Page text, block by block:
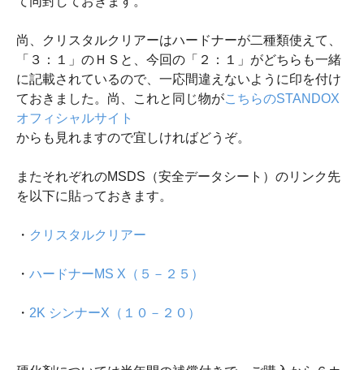
尚、クリスタルクリアーはハードナーが二種類使えて、
「３：１」のＨＳと、今回の「２：１」がどちらも一緒
に記載されているので、一応間違えないように印を付け
ておきました。尚、これと同じ物がこちらのSTANDOX
オフィシャルサイト
からも見れますので宜しければどうぞ。
またそれぞれのMSDS（安全データシート）のリンク先
を以下に貼っておきます。
・ クリスタルクリアー
・ ハードナーMS X（５－２５）
・ 2K シンナーX（１０－２０）